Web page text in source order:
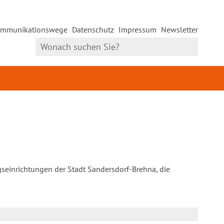
Datenschutz Impressum Newsletter
der Stadt Sandersdorf-Brehna, die